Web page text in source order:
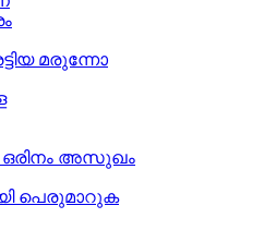
മരുന്നോ
ഒരിനം അസുഖം
പെരുമാറുക